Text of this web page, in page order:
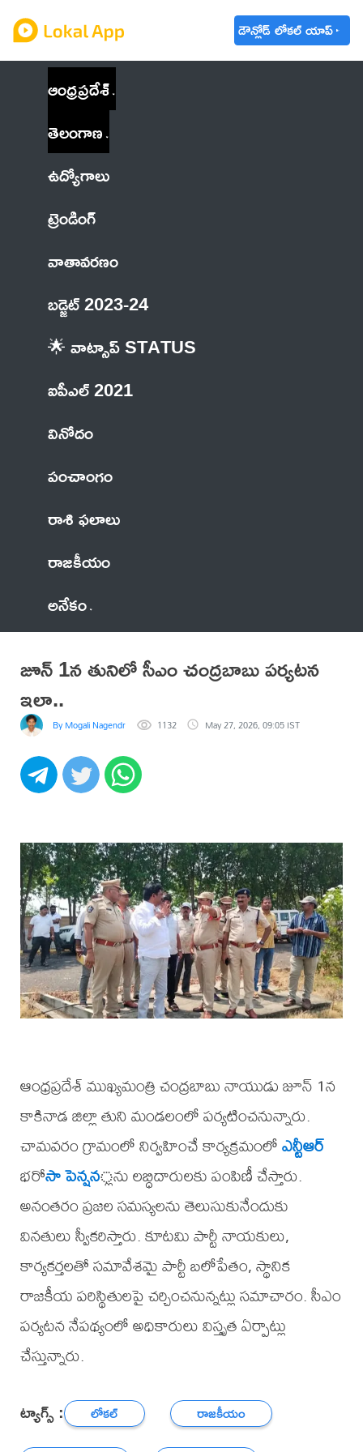
డౌన్లోడ్ లోకల్ యాప్
ఆంధ్రప్రదేశ్
తెలంగాణ
ఉద్యోగాలు
ట్రెండింగ్
వాతావరణం
బడ్జెట్ 2023-24
🌟 వాట్సాప్ STATUS
ఐపీఎల్ 2021
వినోదం
పంచాంగం
రాశి ఫలాలు
రాజకీయం
అనేకం
జూన్ 1న తునిలో సీఎం చంద్రబాబు పర్యటన
ఇలా..
By Mogali Nagendra 1132 May 27, 2026, 09:05 IST
ఆంధ్రప్రదేశ్ ముఖ్యమంత్రి చంద్రబాబు నాయుడు జూన్ 1న
కాకినాడ జిల్లా తుని మండలంలో పర్యటించనున్నారు.
చామవరం గ్రామంలో నిర్వహించే కార్యక్రమంలోఎన్టీఆర్
భరోసా పెన్షన్లను లబ్ధిదారులకు పంపిణీ చేస్తారు.
అనంతరం ప్రజల సమస్యలను తెలుసుకునేందుకు
వినతులు స్వీకరిస్తారు. కూటమి పార్టీ నాయకులు,
కార్యకర్తలతో సమావేశమై పార్టీ బలోపేతం, స్థానిక
రాజకీయ పరిస్థితులపై చర్చించనున్నట్లు సమాచారం. సీఎం
పర్యటన నేపథ్యంలో అధికారులు విస్తృత ఏర్పాట్లు
చేస్తున్నారు.
ట్యాగ్స్ : లోకల్
రాజకీయం